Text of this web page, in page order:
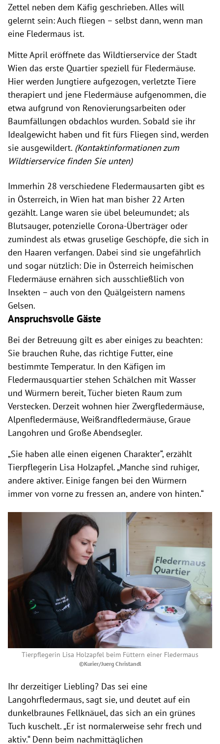
Zettel neben dem Käfig geschrieben. Alles will
gelernt sein: Auch fliegen – selbst dann, wenn man
eine Fledermaus ist.
Mitte April eröffnete das Wildtierservice der Stadt
Wien das erste Quartier speziell für Fledermäuse.
Hier werden Jungtiere aufgezogen, verletzte Tiere
therapiert und jene Fledermäuse aufgenommen, die
etwa aufgrund von Renovierungsarbeiten oder
Baumfällungen obdachlos wurden. Sobald sie ihr
Idealgewicht haben und fit fürs Fliegen sind, werden
sie ausgewildert. (Kontaktinformationen zum
Wildtierservice finden Sie unten)
Immerhin 28 verschiedene Fledermausarten gibt es
in Österreich, in Wien hat man bisher 22 Arten
gezählt. Lange waren sie übel beleumundet; als
Blutsauger, potenzielle Corona-Überträger oder
zumindest als etwas gruselige Geschöpfe, die sich in
den Haaren verfangen. Dabei sind sie ungefährlich
und sogar nützlich: Die in Österreich heimischen
Fledermäuse ernähren sich ausschließlich von
Insekten – auch von den Quälgeistern namens
Gelsen.
Anspruchsvolle Gäste
Bei der Betreuung gilt es aber einiges zu beachten:
Sie brauchen Ruhe, das richtige Futter, eine
bestimmte Temperatur. In den Käfigen im
Fledermausquartier stehen Schälchen mit Wasser
und Würmern bereit, Tücher bieten Raum zum
Verstecken. Derzeit wohnen hier Zwergfledermäuse,
Alpenfledermäuse, Weißrandfledermäuse, Graue
Langohren und Große Abendsegler.
„Sie haben alle einen eigenen Charakter“, erzählt
Tierpflegerin Lisa Holzapfel. „Manche sind ruhiger,
andere aktiver. Einige fangen bei den Würmern
immer von vorne zu fressen an, andere von hinten.“
Tierpflegerin Lisa Holzapfel beim Füttern einer Fledermaus
©Kurier/Juerg Christandl
Ihr derzeitiger Liebling? Das sei eine
Langohrfledermaus, sagt sie, und deutet auf ein
dunkelbraunes Fellknäuel, das sich an ein grünes
Tuch kuschelt. „Er ist normalerweise sehr frech und
aktiv.“ Denn beim nachmittäglichen